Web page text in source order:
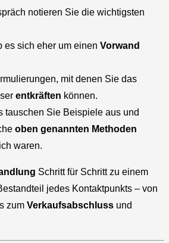
notieren Sie die wichtigsten
es sich eher um einen Vorwand
mit denen Sie das
entkräften können.
tauschen Sie Beispiele aus und
oben genannten Methoden
waren.
Schritt für Schritt zu einem
jedes Kontaktpunkts – von
zum Verkaufsabschluss und